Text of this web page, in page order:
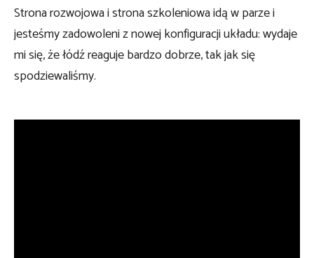
Strona rozwojowa i strona szkoleniowa idą w parze i
jesteśmy zadowoleni z nowej konfiguracji układu: wydaje
mi się, że łódź reaguje bardzo dobrze, tak jak się
spodziewaliśmy.